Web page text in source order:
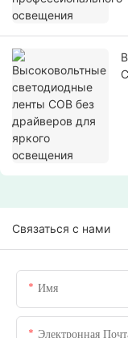
Связаться с нами
Имя
Электронная